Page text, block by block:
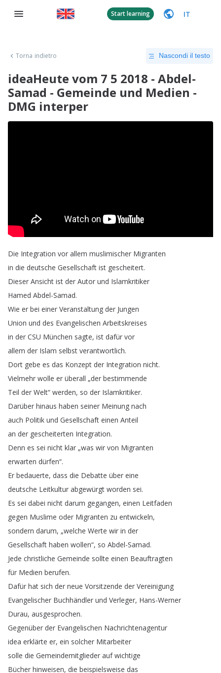
Start learning IT
Torna indietro Nascondi il testo
ideaHeute vom 7 5 2018 - Abdel-
Samad - Gemeinde und Medien -
DMG interper
Die Integration vor allem muslimischer Migranten
in die deutsche Gesellschaft ist gescheitert.
Dieser Ansicht ist der Autor und Islamkritiker
Hamed Abdel-Samad.
Wie er bei einer Veranstaltung der Jungen
Union und des Evangelischen Arbeitskreises
in der CSU München sagte, ist dafür vor
allem der Islam selbst verantwortlich.
Dort gebe es das Konzept der Integration nicht.
Vielmehr wolle er überall „der bestimmende
Teil der Welt“ werden, so der Islamkritiker.
Darüber hinaus haben seiner Meinung nach
auch Politik und Gesellschaft einen Anteil
an der gescheiterten Integration.
Denn es sei nicht klar „was wir von Migranten
erwarten dürfen“.
Er bedauerte, dass die Debatte über eine
deutsche Leitkultur abgewürgt worden sei.
Es sei dabei nicht darum gegangen, einen Leitfaden
gegen Muslime oder Migranten zu entwickeln,
sondern darum, „welche Werte wir in der
Gesellschaft haben wollen“, so Abdel-Samad.
Jede christliche Gemeinde sollte einen Beauftragten
für Medien berufen.
Dafür hat sich der neue Vorsitzende der Vereinigung
Evangelischer Buchhändler und Verleger, Hans-Werner
Durau, ausgesprochen.
Gegenüber der Evangelischen Nachrichtenagentur
idea erklärte er, ein solcher Mitarbeiter
solle die Gemeindemitglieder auf wichtige
Bücher hinweisen, die beispielsweise das